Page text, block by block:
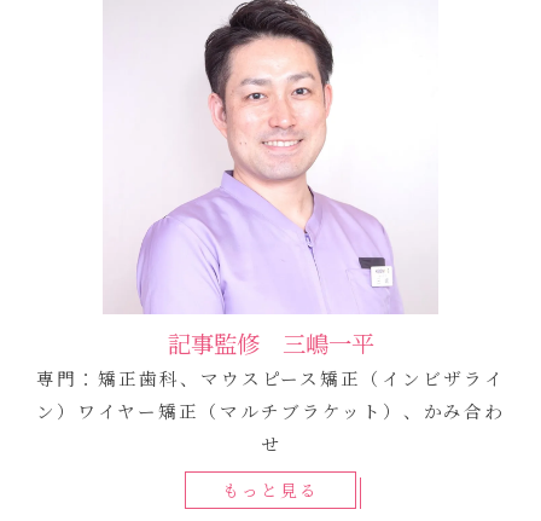
記事監修 三嶋一平
専門：矯正歯科、マウスピース矯正（インビザライ
ン）ワイヤー矯正（マルチブラケット）、かみ合わ
せ
もっと見る